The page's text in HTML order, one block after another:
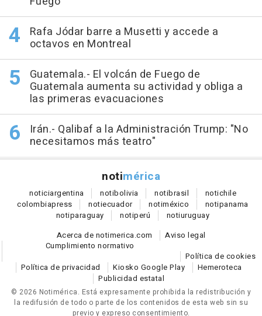
Rafa Jódar barre a Musetti y accede a
octavos en Montreal
Guatemala.- El volcán de Fuego de
Guatemala aumenta su actividad y obliga a
las primeras evacuaciones
Irán.- Qalibaf a la Administración Trump: "No
necesitamos más teatro"
notimérica
noticiargentina notibolivia notibrasil notichile
colombiapress notiecuador notiméxico notipanama
notiparaguay notiperú notiuruguay
Acerca de notimerica.com
Aviso legal
Cumplimiento normativo
Política de cookies
Política de privacidad
Kiosko Google Play
Hemeroteca
Publicidad estatal
© 2026 Notimérica. Está expresamente prohibida la redistribución y
la redifusión de todo o parte de los contenidos de esta web sin su
previo y expreso consentimiento.